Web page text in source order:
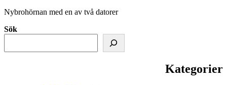
Nybrohörnan med en av två datorer
Sök
Kategorier